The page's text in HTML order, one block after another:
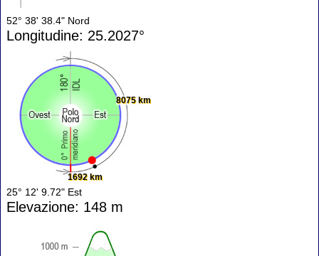
52° 38' 38.4" Nord
Longitudine: 25.2027°
1692 km
8075 km
25° 12' 9.72" Est
Elevazione: 148 m